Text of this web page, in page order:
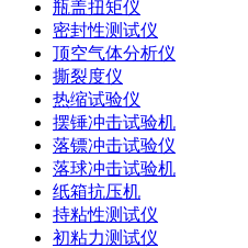
瓶盖扭矩仪
密封性测试仪
顶空气体分析仪
撕裂度仪
热缩试验仪
摆锤冲击试验机
落镖冲击试验仪
落球冲击试验机
纸箱抗压机
持粘性测试仪
初粘力测试仪